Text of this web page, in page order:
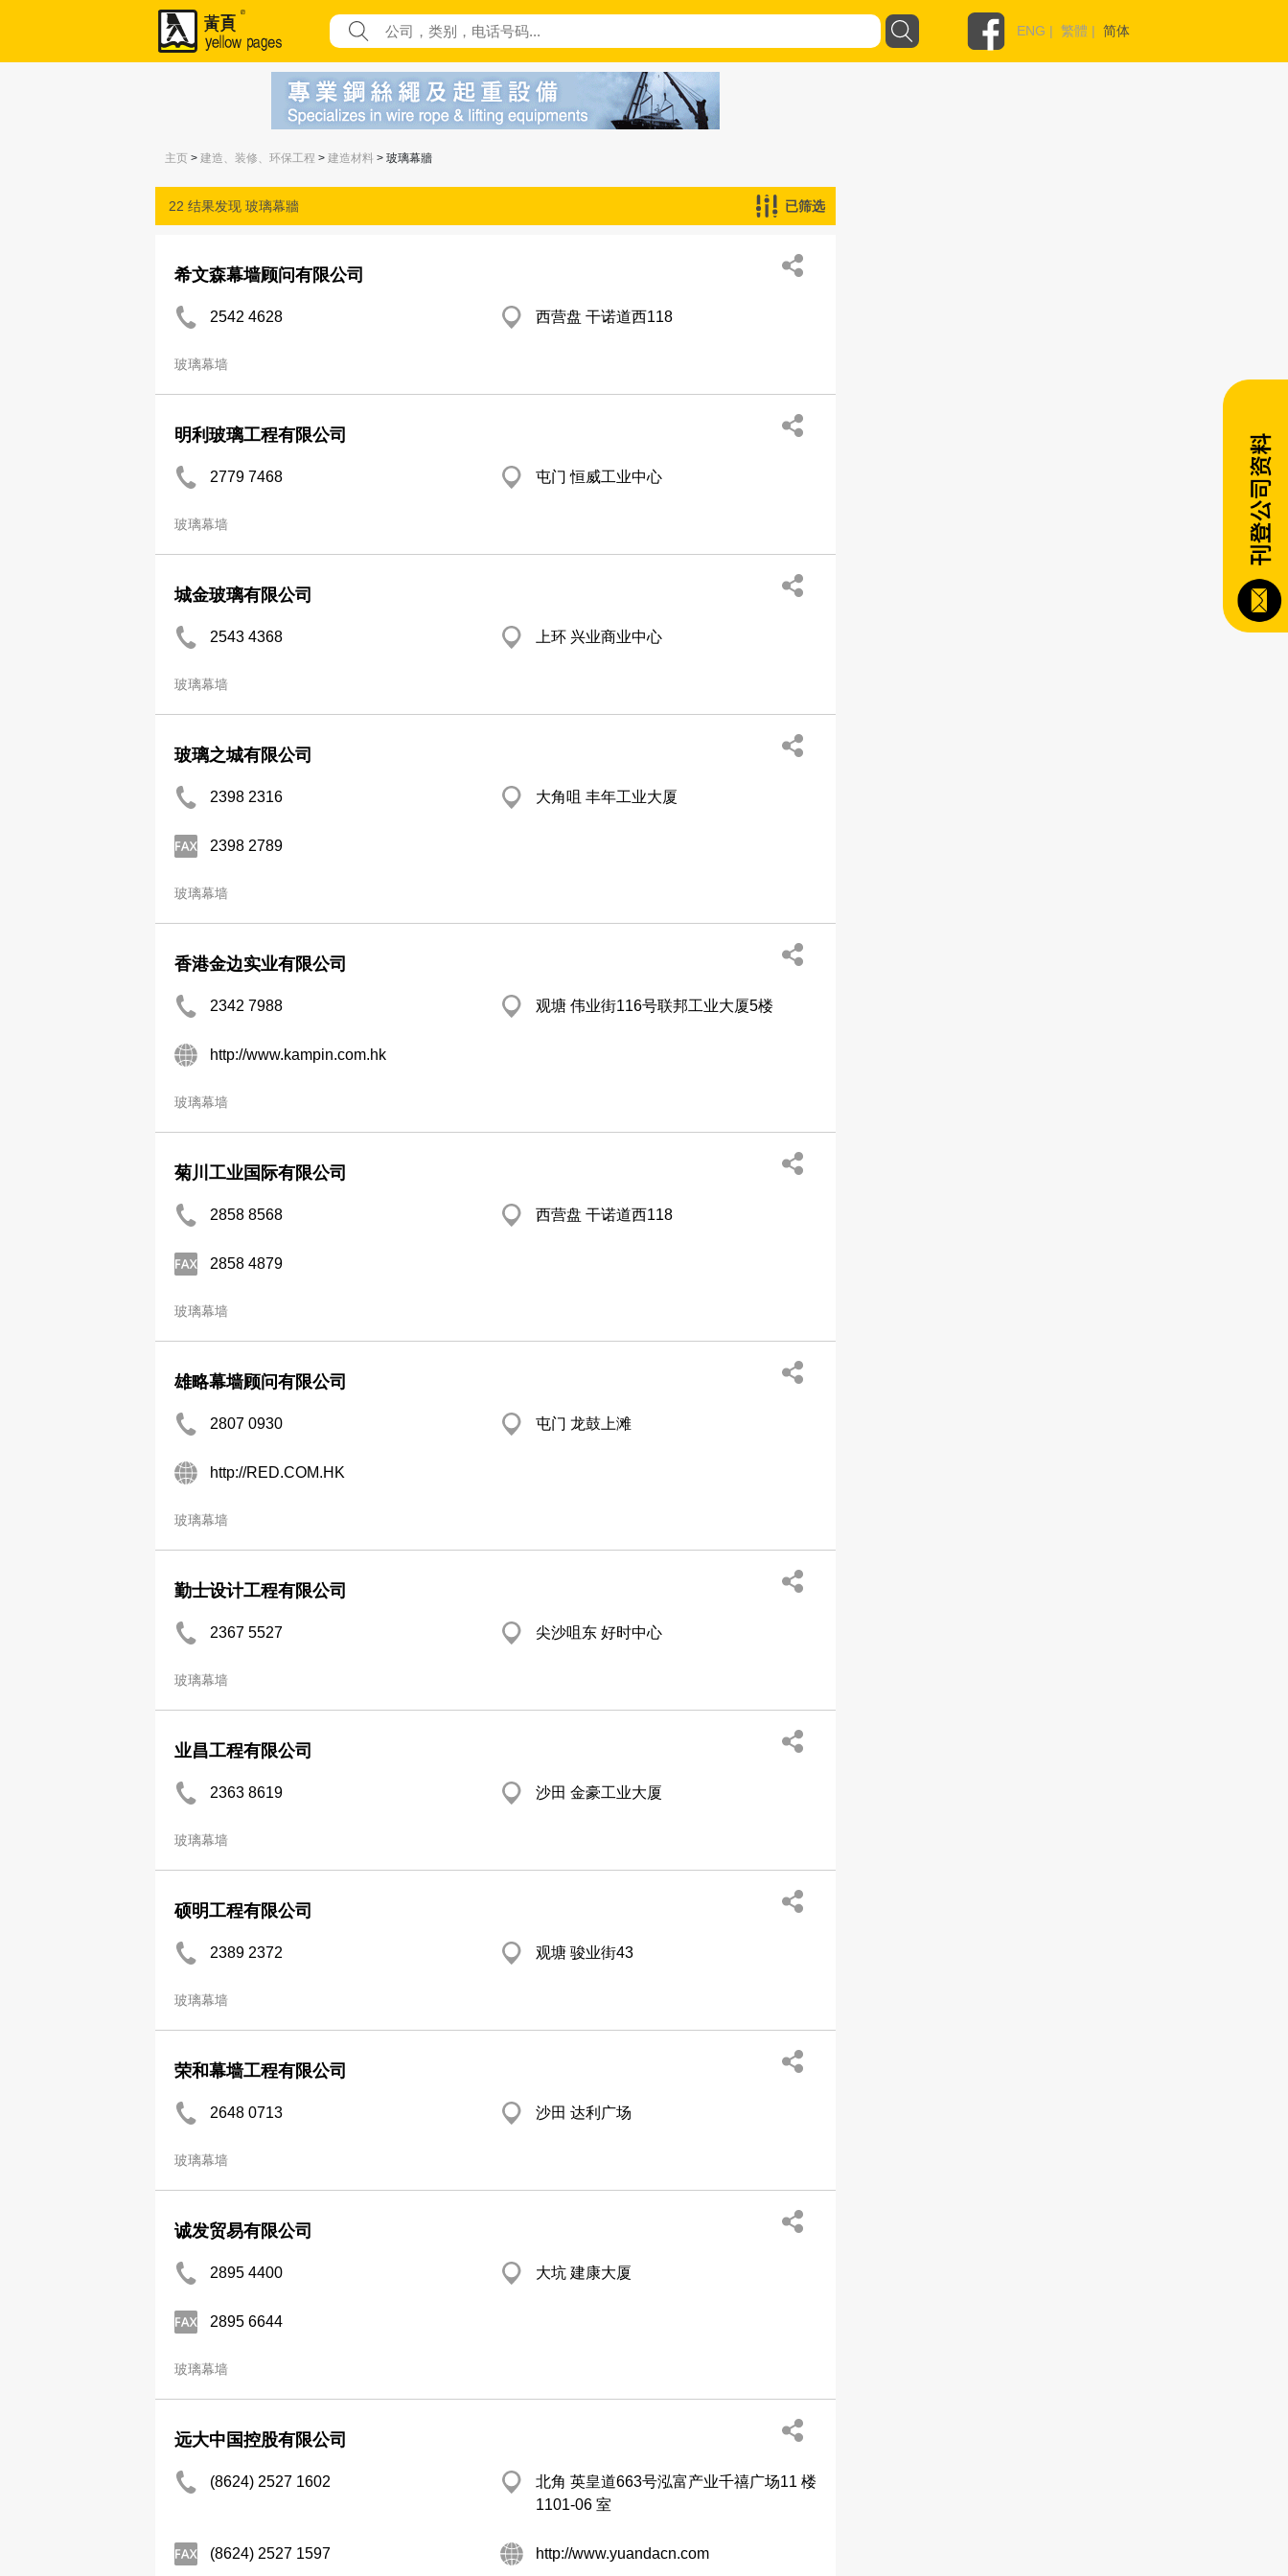
ENG | 繁體 | 简体
主页 > 建造、装修、环保工程 > 建造材料 > 玻璃幕牆
22 结果发现 玻璃幕牆 已筛选
希文森幕墙顾问有限公司
2542 4628 西营盘 干诺道西118
玻璃幕墙
明利玻璃工程有限公司
2779 7468 屯门 恒威工业中心
玻璃幕墙
城金玻璃有限公司
2543 4368 上环 兴业商业中心
玻璃幕墙
玻璃之城有限公司
2398 2316 大角咀 丰年工业大厦
2398 2789
玻璃幕墙
香港金边实业有限公司
2342 7988 观塘 伟业街116号联邦工业大厦5楼
http://www.kampin.com.hk
玻璃幕墙
菊川工业国际有限公司
2858 8568 西营盘 干诺道西118
2858 4879
玻璃幕墙
雄略幕墙顾问有限公司
2807 0930 屯门 龙鼓上滩
http://RED.COM.HK
玻璃幕墙
勤士设计工程有限公司
2367 5527 尖沙咀东 好时中心
玻璃幕墙
业昌工程有限公司
2363 8619 沙田 金豪工业大厦
玻璃幕墙
硕明工程有限公司
2389 2372 观塘 骏业街43
玻璃幕墙
荣和幕墙工程有限公司
2648 0713 沙田 达利广场
玻璃幕墙
诚发贸易有限公司
2895 4400 大坑 建康大厦
2895 6644
玻璃幕墙
远大中国控股有限公司
(8624) 2527 1602
北角 英皇道663号泓富产业千禧广场11 楼
1101-06 室
(8624) 2527 1597 http://www.yuandacn.com